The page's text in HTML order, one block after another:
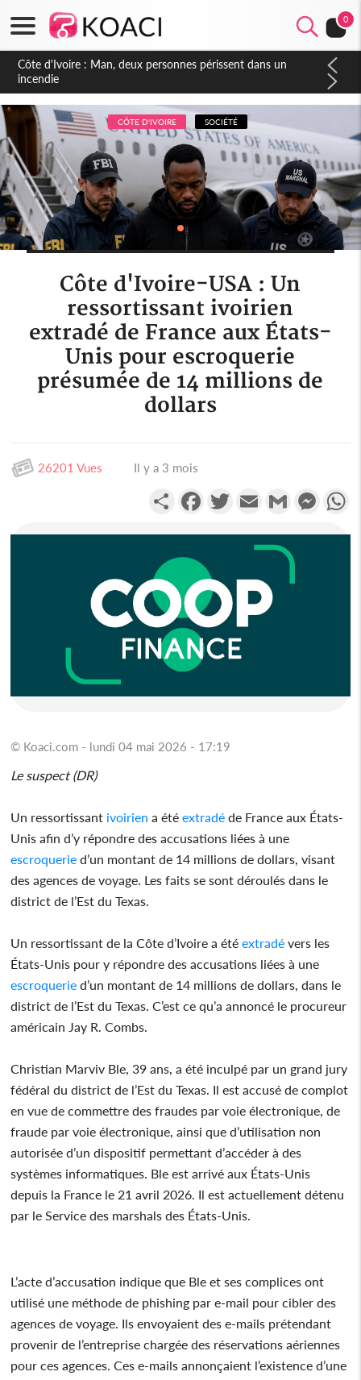
0
Côte d'Ivoire : Séileu, la célébration de la fête nationale
transformée en vaste campagne contre les produits
dépigmentants dangereux
CÔTE D'IVOIRE SOCIÉTÉ
Côte d'Ivoire-USA : Un
ressortissant ivoirien
extradé de France aux États-
Unis pour escroquerie
présumée de 14 millions de
dollars
26201 Vues Il y a 3 mois
PartagerFacebookTwitterEmail Gmail
© Koaci.com - lundi 04 mai 2026 - 17:19
Le suspect (DR)
Un ressortissant ivoirien a étéextradé de France aux États-
Unis afin d’y répondre des accusations liées à une
escroquerie d’un montant de 14 millions de dollars, visant
des agences de voyage. Les faits se sont déroulés dans le
district de l’Est du Texas.
Un ressortissant de la Côte d’Ivoire a étéextradé vers les
États-Unis pour y répondre des accusations liées à une
escroquerie d’un montant de 14 millions de dollars, dans le
district de l’Est du Texas. C’est ce qu’a annoncé le procureur
américain Jay R. Combs.
Christian Marviv Ble, 39 ans, a été inculpé par un grand jury
fédéral du district de l’Est du Texas. Il est accusé de complot
en vue de commettre des fraudes par voie électronique, de
fraude par voie électronique, ainsi que d’utilisation non
autorisée d’un dispositif permettant d’accéder à des
systèmes informatiques. Ble est arrivé aux États-Unis
depuis la France le 21 avril 2026. Il est actuellement détenu
par le Service des marshals des États-Unis.
L’acte d’accusation indique que Ble et ses complices ont
utilisé une méthode de phishing par e-mail pour cibler des
agences de voyage. Ils envoyaient des e-mails prétendant
provenir de l’entreprise chargée des réservations aériennes
pour ces agences. Ces e-mails annonçaient l’existence d’une